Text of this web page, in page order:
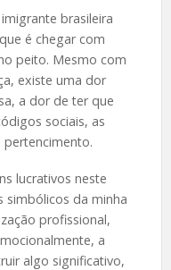
brasileira
é chegar com
peito. Mesmo com
existe uma dor
a dor de ter que
sociais, as
pertencimento.
lucrativos neste
da minha
profissional,
a
algo significativo,